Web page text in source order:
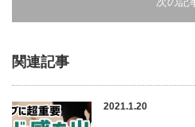
関連記事
2021.1.20